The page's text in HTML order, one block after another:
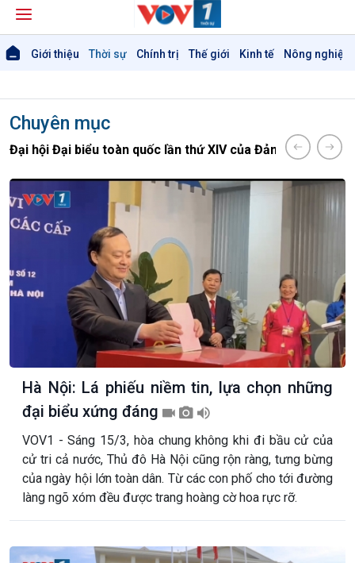
Giới thiệu Thời sự Chính trị Thế giới Kinh tế Nông nghiệp
Chuyên mục
Đại hội Đại biểu toàn quốc lần thứ XIV của Đảng Chiến dịch
Hà Nội: Lá phiếu niềm tin, lựa chọn những
đại biểu xứng đáng
VOV1 - Sáng 15/3, hòa chung không khi đi bầu cử của
cử tri cả nước, Thủ đô Hà Nội cũng rộn ràng, tưng bừng
của ngày hội lớn toàn dân. Từ các con phố cho tới đường
làng ngõ xóm đều được trang hoàng cờ hoa rực rỡ.